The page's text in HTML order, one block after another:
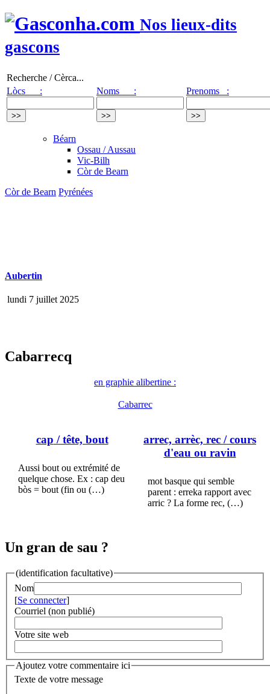
Nos lieux-dits
gascons
Recherche / Cèrca...
Lòcs :
Noms : Prenoms :
Béarn
Ossau / Aussau
Vic-Bilh
Còr de Bearn
Còr de Bearn Pyrénées
Aubertin
lundi 7 juillet 2025
Cabarrecq
en graphie alibertine :
Cabarrec
cap / tête, bout
Aussi bout ou extrémité de
quelque chose. Ex : cap deu
bòs = bout (fin ou (…)
arrec, arrèc, rec / cours
d'eau ou ravin
mot basque qui semble
parent : erreka rapport avec
arric ? La forme rec, (…)
Un gran de sau ?
(identification facultative)
Nom
[Se connecter]
Courriel (non publié)
Votre site web
Ajoutez votre commentaire ici
Texte de votre message